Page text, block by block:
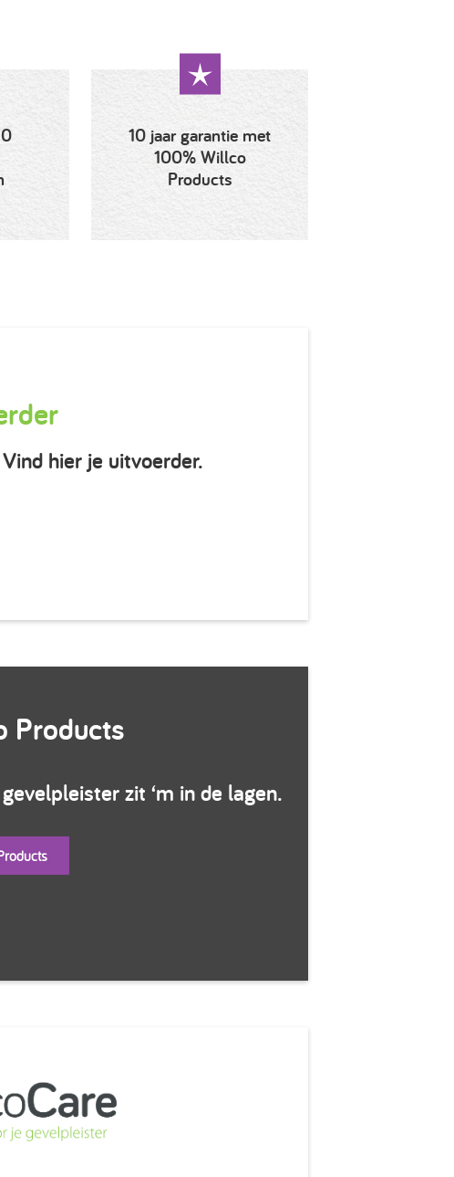
10 jaar garantie met
100% Willco
Products
hier je uitvoerder.
Products
zit ‘m in de lagen.